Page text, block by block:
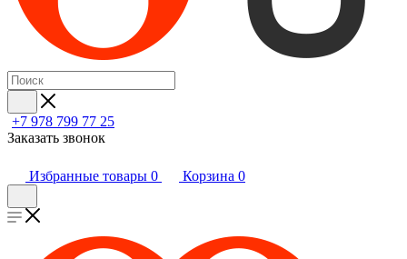
+7 978 799 77 25
Заказать звонок
Избранные товары 0 Корзина 0